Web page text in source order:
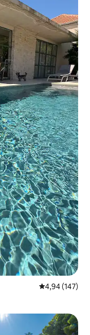
Vlerësimi
4,94 (147)